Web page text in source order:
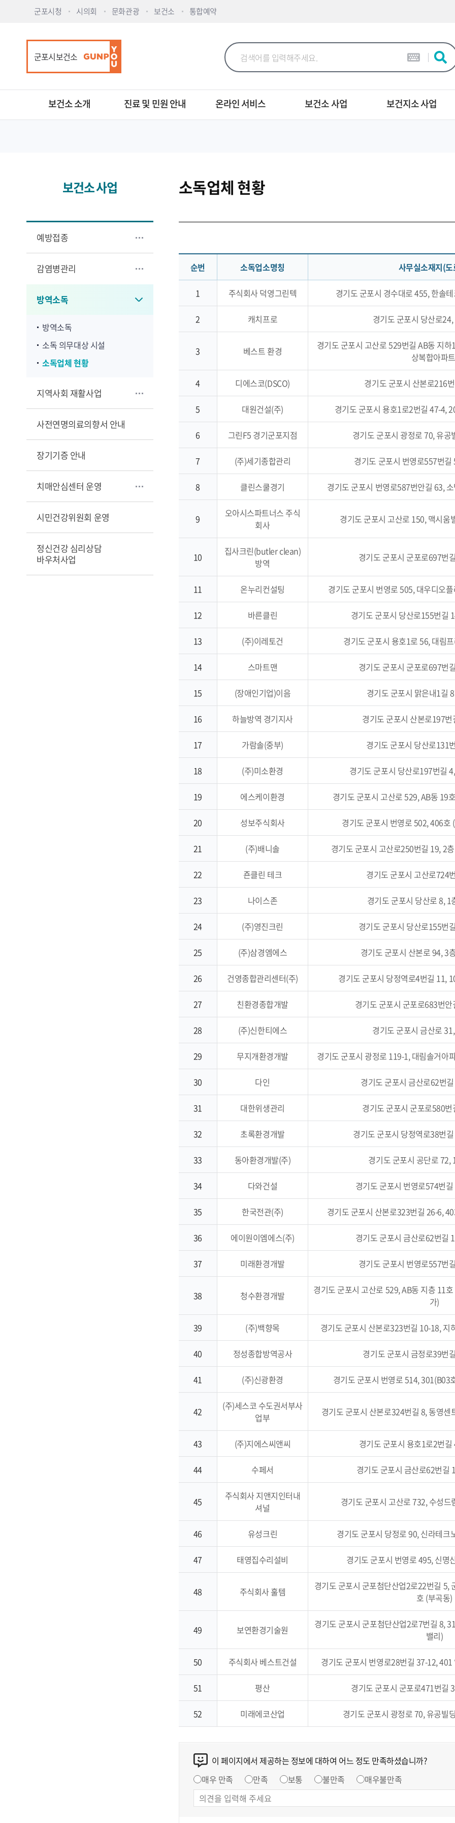
군포시청 시의회 문화관광 보건소 통합예약
군포시보건소
보건소 소개 진료 및 민원 안내 온라인 서비스 보건소 사업 보건지소 사업
보건소 사업
예방접종
감염병관리
방역소독
방역소독
소독 의무대상 시설
소독업체 현황
지역사회 재활사업
사전연명의료의향서 안내
장기기증 안내
치매안심센터 운영
시민건강위원회 운영
정신건강 심리상담
바우처사업
소독업체 현황
순번 소독업소명칭 사무실소재지(
1 주식회사 덕영그린텍 경기도 군포시 경수대로 455, 한솔
2 캐치프로 경기도 군포시 당산로
3 베스트 환경
경기도 군포시 고산로 529번길 AB동 지
상복합아파
4 디에스코(DSCO) 경기도 군포시 산본로216
5 대원건설(주) 경기도 군포시 용호1로2번길 47-4,
6 그린F5 경기군포지점 경기도 군포시 광정로 70, 유
7 (주)세기종합관리 경기도 군포시 번영로557번
8 클린스쿨경기 경기도 군포시 번영로587번안길 63,
9
오아시스파트너스 주식
회사
경기도 군포시 고산로 150, 맥시움
10
집사크린(butler clean)
방역
경기도 군포시 군포로697번
11 온누리컨설팅 경기도 군포시 번영로 505, 대우디오
12 바른클린 경기도 군포시 당산로155번길
13 (주)이레토건 경기도 군포시 용호1로 56, 대림
14 스마트맨 경기도 군포시 군포로697번
15 (장애인기업)이음 경기도 군포시 맑은내1길
16 하늘방역 경기지사 경기도 군포시 산본로197
17 가람솔(중부) 경기도 군포시 당산로131
18 (주)미소환경 경기도 군포시 당산로197번길
19 에스케이환경 경기도 군포시 고산로 529, AB동 19
20 성보주식회사 경기도 군포시 번영로 502, 406호
21 (주)배니솔 경기도 군포시 고산로250번길 19, 2
22 죤클린 테크 경기도 군포시 고산로724
23 나이스존 경기도 군포시 당산로 8, 1
24 (주)영진크린 경기도 군포시 당산로155번
25 (주)삼경엠에스 경기도 군포시 산본로 94, 3
26 건영종합관리센터(주) 경기도 군포시 당정역로4번길 11,
27 친환경종합개발 경기도 군포시 군포로683번
28 (주)신한티에스 경기도 군포시 금산로
29 무지개환경개발 경기도 군포시 광정로 119-1, 대림솔거아
30 다인 경기도 군포시 금산로62번
31 대한위생관리 경기도 군포시 군포로580
32 초록환경개발 경기도 군포시 당정역로38번
33 동아환경개발(주) 경기도 군포시 공단로 72,
34 다와건설 경기도 군포시 번영로574번
35 한국전관(주) 경기도 군포시 산본로323번길 26-6,
36 에이원이엠에스(주) 경기도 군포시 금산로62번길
37 미래환경개발 경기도 군포시 번영로557번
38 청수환경개발
경기도 군포시 고산로 529, AB동 지층 11
가)
39 (주)백향목 경기도 군포시 산본로323번길 10-18, 지
40 정성종합방역공사 경기도 군포시 금정로39번
41 (주)신광환경 경기도 군포시 번영로 514, 301(B03
42
(주)세스코 수도권서부사
업부
경기도 군포시 산본로324번길 8, 동영
43 (주)지에스씨앤씨 경기도 군포시 용호1로2번
44 수페서 경기도 군포시 금산로62번길
45
주식회사 지앤지인터내
셔널
경기도 군포시 고산로 732, 수성
46 유성크린 경기도 군포시 당정로 90, 신라테크
47 태영집수리설비 경기도 군포시 번영로 495, 신명
48 주식회사 훌템
경기도 군포시 군포첨단산업2로22번길
호 (부곡동)
49 보연환경기술원
경기도 군포시 군포첨단산업2로7번길 8,
밸리)
50 주식회사 베스트건설 경기도 군포시 번영로28번길 37-12,
51 평산 경기도 군포시 군포로471번길
52 미래에코산업 경기도 군포시 광정로 70, 유공빌
이 페이지에서 제공하는 정보에 대하여 어느 정도 만족하셨습니까?
매우 만족
만족 보통 불만족 매우불만족